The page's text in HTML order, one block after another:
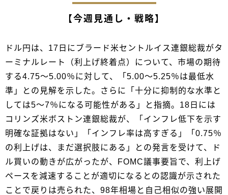
【今週見通し・戦略】
ドル円は、17日にブラード米セントルイス連銀総裁がタ
ーミナルレート（利上げ終着点）について、市場の期待
する4.75～5.00％に対して、「5.00～5.25％は最低水
準」との見解を示した。さらに「十分に抑制的な水準と
しては5～7％になる可能性がある」と指摘。18日には
コリンズ米ボストン連銀総裁が、「インフレ低下を示す
明確な証拠はない」「インフレ率は高すぎる」「0.75％
の利上げは、まだ選択肢にある」との発言を受けて、ド
ル買いの動きが広がったが、FOMC議事要旨で、利上げ
ペースを減速することが適切になるとの認識が示された
ことで戻りは売られた、98年相場と自己相似の強い展開